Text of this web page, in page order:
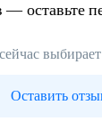
— оставьте
Оставить